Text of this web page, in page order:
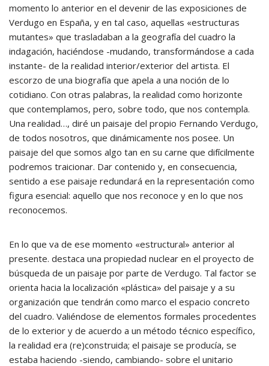
momento lo anterior en el devenir de las exposiciones de
Verdugo en España, y en tal caso, aquellas «estructuras
mutantes» que trasladaban a la geografía del cuadro la
indagación, haciéndose -mudando, transformándose a cada
instante- de la realidad interior/exterior del artista. El
escorzo de una biografía que apela a una noción de lo
cotidiano. Con otras palabras, la realidad como horizonte
que contemplamos, pero, sobre todo, que nos contempla.
Una realidad…, diré un paisaje del propio Fernando Verdugo,
de todos nosotros, que dinámicamente nos posee. Un
paisaje del que somos algo tan en su carne que difícilmente
podremos traicionar. Dar contenido y, en consecuencia,
sentido a ese paisaje redundará en la representación como
figura esencial: aquello que nos reconoce y en lo que nos
reconocemos.
En lo que va de ese momento «estructural» anterior al
presente. destaca una propiedad nuclear en el proyecto de
búsqueda de un paisaje por parte de Verdugo. Tal factor se
orienta hacia la localización «plástica» del paisaje y a su
organización que tendrán como marco el espacio concreto
del cuadro. Valiéndose de elementos formales procedentes
de lo exterior y de acuerdo a un método técnico específico,
la realidad era (re)construida; el paisaje se producía, se
estaba haciendo -siendo, cambiando- sobre el unitario